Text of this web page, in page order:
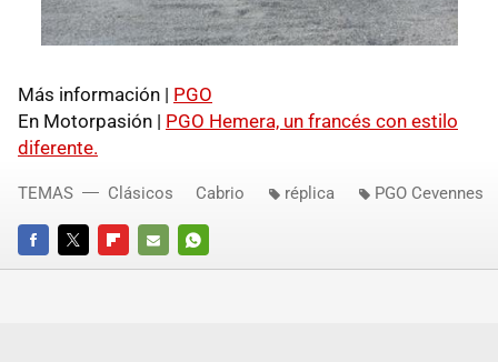
Más información | PGO
En Motorpasión | PGO Hemera, un francés con estilo
diferente.
FACEBOOKTWITTERFLIPBOARD
E-
WHATSAPP
TEMAS Clásicos Cabrio réplica PGO Cevennes